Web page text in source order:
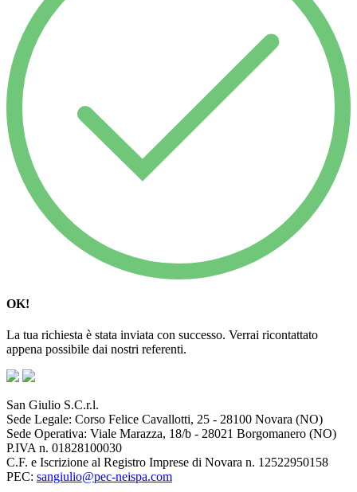
OK!
La tua richiesta è stata inviata con successo. Verrai ricontattato
appena possibile dai nostri referenti.
San Giulio S.C.r.l.
Sede Legale: Corso Felice Cavallotti, 25 - 28100 Novara (NO)
Sede Operativa: Viale Marazza, 18/b - 28021 Borgomanero (NO)
P.IVA n. 01828100030
C.F. e Iscrizione al Registro Imprese di Novara n. 12522950158
PEC: sangiulio@pec-neispa.com